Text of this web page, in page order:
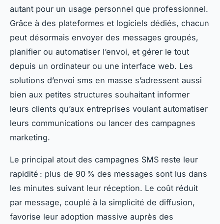
autant pour un usage personnel que professionnel.
Grâce à des plateformes et logiciels dédiés, chacun
peut désormais envoyer des messages groupés,
planifier ou automatiser l’envoi, et gérer le tout
depuis un ordinateur ou une interface web. Les
solutions d’envoi sms en masse s’adressent aussi
bien aux petites structures souhaitant informer
leurs clients qu’aux entreprises voulant automatiser
leurs communications ou lancer des campagnes
marketing.
Le principal atout des campagnes SMS reste leur
rapidité : plus de 90 % des messages sont lus dans
les minutes suivant leur réception. Le coût réduit
par message, couplé à la simplicité de diffusion,
favorise leur adoption massive auprès des